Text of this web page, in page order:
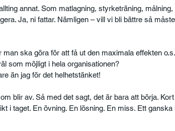
annat. Som matlagning, styrketräning, målning,
Ja, ni fattar. Nämligen – vill vi bli bättre så
ska göra för att få ut den maximala effekten
som möjligt i hela organisationen?
än jag för det helhetstänket!
blir av. Så med det sagt, det är bara att börja.
i taget. En övning. En lösning. En miss. Ett ganska